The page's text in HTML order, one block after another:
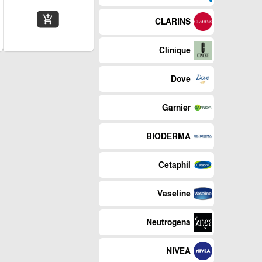
CLARINS
Clinique
Dove
Garnier
BIODERMA
Cetaphil
Vaseline
Neutrogena
NIVEA
add_shopping_cart